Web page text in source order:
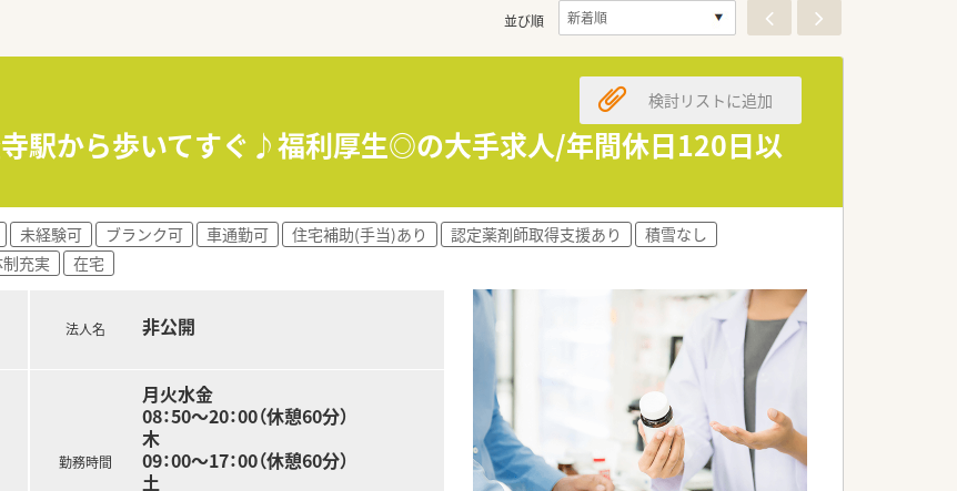
並び順
駅から歩いてすぐ♪福利厚生◎の大手求人/年間休日120日以
検討リストに追加
未経験可 ブランク可 車通勤可 住宅補助(手当)あり 認定薬剤師取得支援あり
積雪なし
充実 在宅
法人名 非公開
勤務時間
月火水金
08：50～20：00（休憩60分）
木
09：00～17：00（休憩60分）
土